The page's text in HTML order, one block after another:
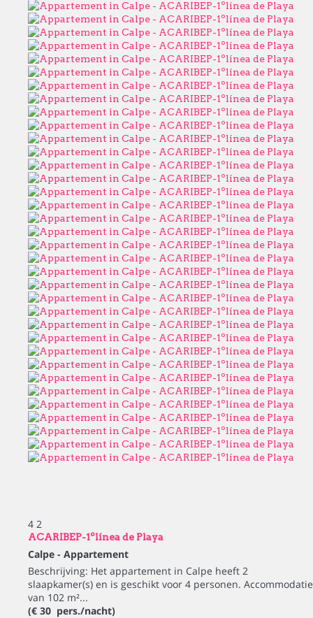
4 2
ACARIBEP-1ºlínea de Playa
Calpe - Appartement
Beschrijving: Het appartement in Calpe heeft 2
slaapkamer(s) en is geschikt voor 4 personen. Accommodatie
van 102 m²...
(€ 30 pers./nacht)